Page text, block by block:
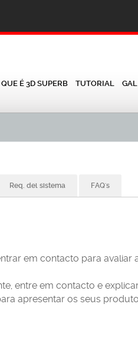
QUE É 3D SUPERB TUTORIAL
Req. del sistema FAQ's
em contacto para avaliar
entre em contacto e
apresentar os seus